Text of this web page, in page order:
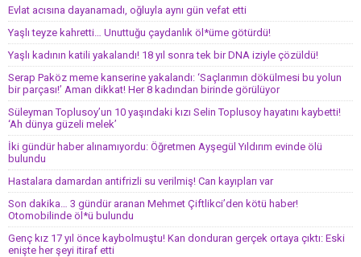
Evlat acısına dayanamadı, oğluyla aynı gün vefat etti
Yaşlı teyze kahretti… Unuttuğu çaydanlık öl*üme götürdü!
Yaşlı kadının katili yakalandı! 18 yıl sonra tek bir DNA iziyle çözüldü!
Serap Paköz meme kanserine yakalandı: ‘Saçlarımın dökülmesi bu yolun
bir parçası!’ Aman dikkat! Her 8 kadından birinde görülüyor
Süleyman Toplusoy’un 10 yaşındaki kızı Selin Toplusoy hayatını kaybetti!
‘Ah dünya güzeli melek’
İki gündür haber alınamıyordu: Öğretmen Ayşegül Yıldırım evinde ölü
bulundu
Hastalara damardan antifrizli su verilmiş! Can kayıpları var
Son dakika… 3 gündür aranan Mehmet Çiftlikci’den kötü haber!
Otomobilinde öl*ü bulundu
Genç kız 17 yıl önce kaybolmuştu! Kan donduran gerçek ortaya çıktı: Eski
enişte her şeyi itiraf etti